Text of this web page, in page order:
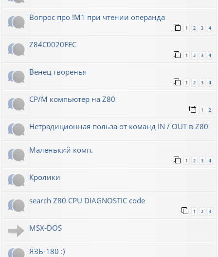
Вопрос про !M1 при чтении операнда
1 2 3 4
Z84C0020FEC
1 2 3 4
Венец творенья
1 2 3 4
CP/M компьютер на Z80
1 2
Нетрадиционная польза от команд IN / OUT в Z80
Маленький комп.
1 2 3 4
Кролики
search Z80 CPU DIAGNOSTIC code
1 2 3
MSX-DOS
ЯЗЬ-180 :)